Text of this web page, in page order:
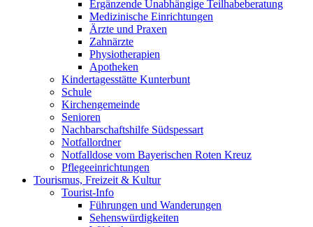
Ergänzende Unabhängige Teilhabeberatung
Medizinische Einrichtungen
Ärzte und Praxen
Zahnärzte
Physiotherapien
Apotheken
Kindertagesstätte Kunterbunt
Schule
Kirchengemeinde
Senioren
Nachbarschaftshilfe Südspessart
Notfallordner
Notfalldose vom Bayerischen Roten Kreuz
Pflegeeinrichtungen
Tourismus, Freizeit & Kultur
Tourist-Info
Führungen und Wanderungen
Sehenswürdigkeiten